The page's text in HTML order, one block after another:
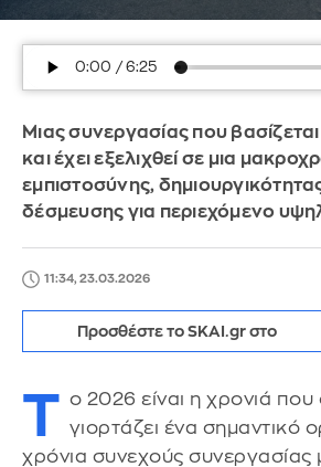
Μιας συνεργασίας που βασίζεται
και έχει εξελιχθεί σε μια
εμπιστοσύνης,
δέσμευσης για περιεχόμενο
11:34, 23.03.2026
Προσθέστε το SKAI.gr στο
Τ ο 2026 είναι η χρονιά που
γιορτάζει ένα σημαντικό
χρόνια συνεχούς συνεργασίας